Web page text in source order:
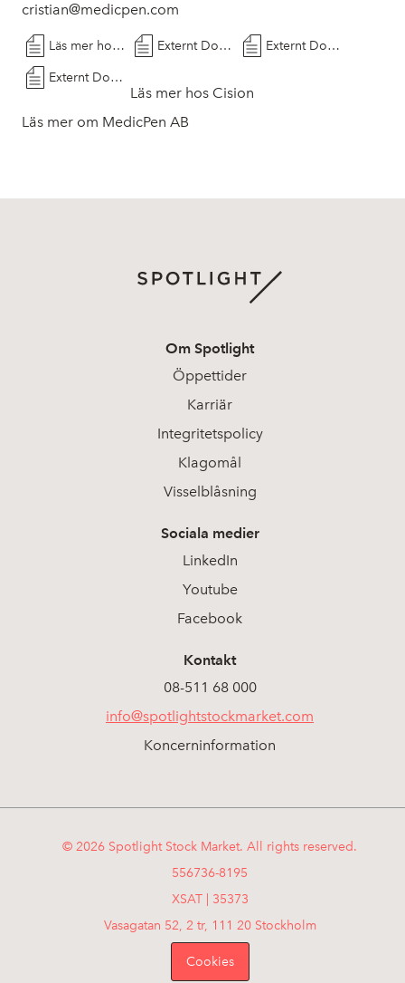
cristian@medicpen.com
Läs mer hos Cision Externt Dokument Externt Dokument
Externt Dokument
Läs mer hos Cision
Läs mer om MedicPen AB
Om Spotlight
Öppettider
Karriär
Integritetspolicy
Klagomål
Visselblåsning
Sociala medier
LinkedIn
Youtube
Facebook
Kontakt
08-511 68 000
info@spotlightstockmarket.com
Koncerninformation
© 2026 Spotlight Stock Market. All rights reserved.
556736-8195
XSAT | 35373
Vasagatan 52, 2 tr, 111 20 Stockholm
Cookies